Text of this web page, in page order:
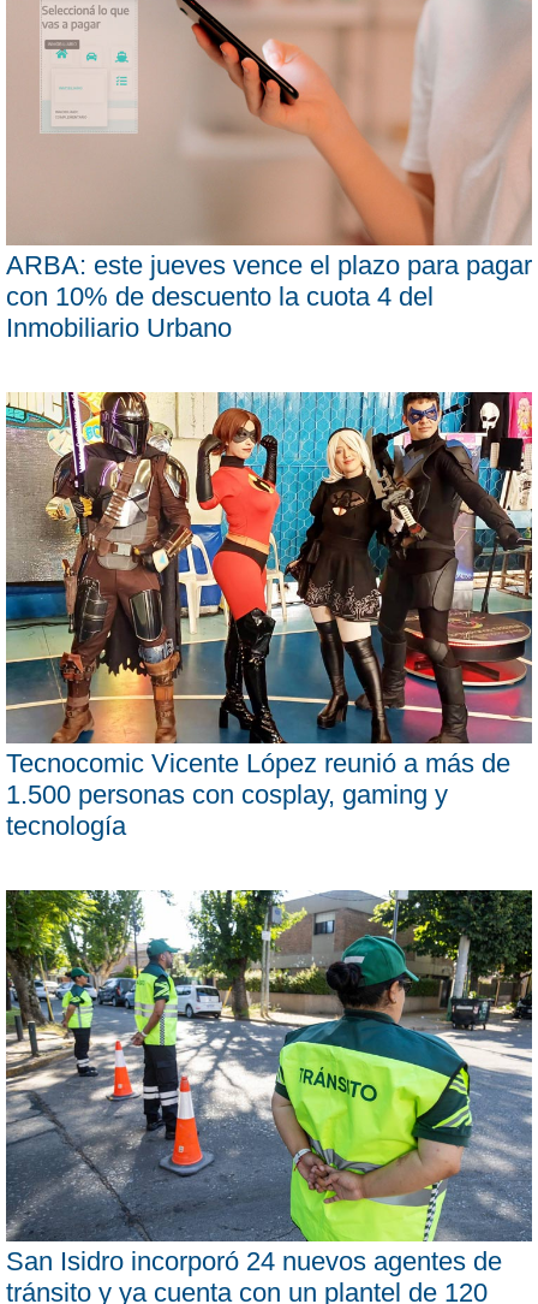
ARBA: este jueves vence el plazo para pagar
con 10% de descuento la cuota 4 del
Inmobiliario Urbano
Tecnocomic Vicente López reunió a más de
1.500 personas con cosplay, gaming y
tecnología
San Isidro incorporó 24 nuevos agentes de
tránsito y ya cuenta con un plantel de 120